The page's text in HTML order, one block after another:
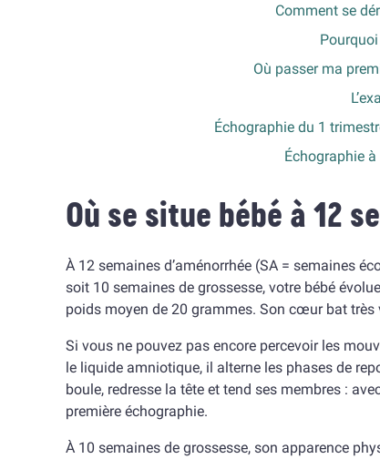
Comment se
Où passer ma
Échographie du 1
Échographie
Où se situe bébé à 12
À 12 semaines d’aménorrhée (SA = semaines
soit 10 semaines de grossesse, votre bébé
poids moyen de 20 grammes. Son cœur bat
Si vous ne pouvez pas encore percevoir les
le liquide amniotique, il alterne les phases de
boule, redresse la tête et tend ses membres :
première échographie.
À 10 semaines de grossesse, son apparence